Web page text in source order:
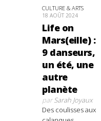
CULTURE & ARTS
18 AOÛT 2024
Life on
Mars(eille) :
9 danseurs,
un été, une
autre
planète
parSarah Joyaux
Des coulisses aux